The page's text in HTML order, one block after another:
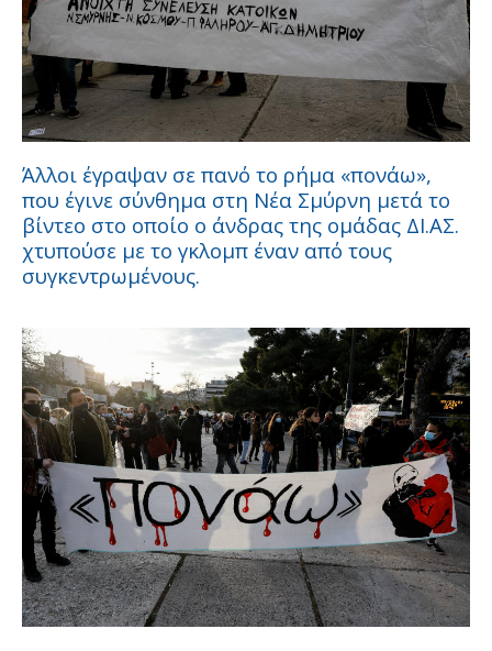
Άλλοι έγραψαν σε πανό το ρήμα «πονάω»,
που έγινε σύνθημα στη Νέα Σμύρνη μετά το
βίντεο στο οποίο ο άνδρας της ομάδας ΔΙ.ΑΣ.
χτυπούσε με το γκλομπ έναν από τους
συγκεντρωμένους.